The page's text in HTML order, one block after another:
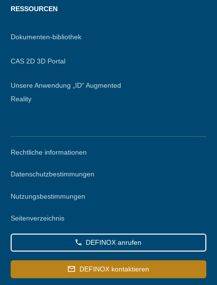
RESSOURCEN
Dokumenten-bibliothek
CAS 2D 3D Portal
Unsere Anwendung „ID“ Augmented
Reality
Rechtliche informationen
Datenschutzbestimmungen
Nutzungsbestimmungen
Seitenverzeichnis
DEFINOX anrufen
DEFINOX kontaktieren